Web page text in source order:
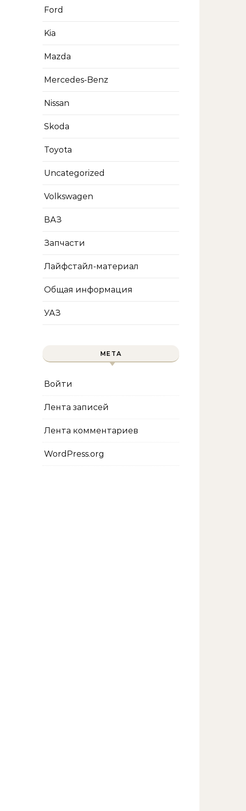
Ford
Kia
Mazda
Mercedes-Benz
Nissan
Skoda
Toyota
Uncategorized
Volkswagen
ВАЗ
Запчасти
Лайфстайл-материал
Общая информация
УАЗ
МЕТА
Войти
Лента записей
Лента комментариев
WordPress.org